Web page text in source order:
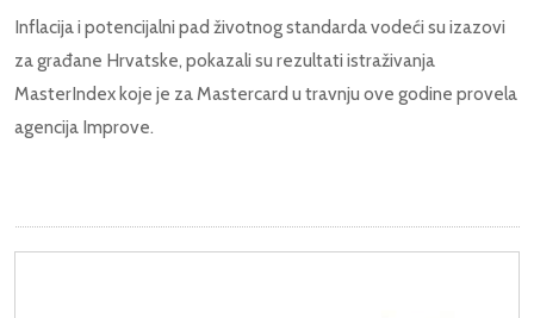
Inflacija i potencijalni pad životnog standarda vodeći su izazovi
za građane Hrvatske, pokazali su rezultati istraživanja
MasterIndex koje je za Mastercard u travnju ove godine provela
agencija Improve.